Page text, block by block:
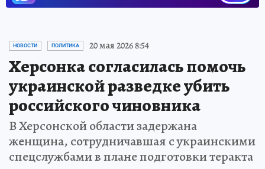
НОВОСТИ ПОЛИТИКА 20 мая 2026 8:54
Херсонка согласилась помочь
украинской разведке убить
российского чиновника
В Херсонской области задержана
женщина, сотрудничавшая с украинскими
спецслужбами в плане подготовки теракта